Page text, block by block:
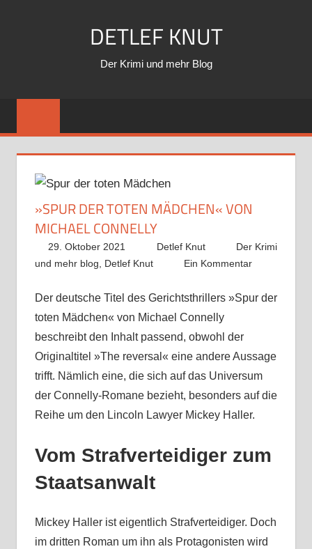
DETLEF KNUT
Der Krimi und mehr Blog
»SPUR DER TOTEN MÄDCHEN« VON
MICHAEL CONNELLY
29. Oktober 2021 Detlef Knut
Der Krimi
und mehr blog, Detlef Knut Ein Kommentar
Der deutsche Titel des Gerichtsthrillers »Spur der
toten Mädchen« von Michael Connelly
beschreibt den Inhalt passend, obwohl der
Originaltitel »The reversal« eine andere Aussage
trifft. Nämlich eine, die sich auf das Universum
der Connelly-Romane bezieht, besonders auf die
Reihe um den Lincoln Lawyer Mickey Haller.
Vom Strafverteidiger zum
Staatsanwalt
Mickey Haller ist eigentlich Strafverteidiger. Doch
im dritten Roman um ihn als Protagonisten wird